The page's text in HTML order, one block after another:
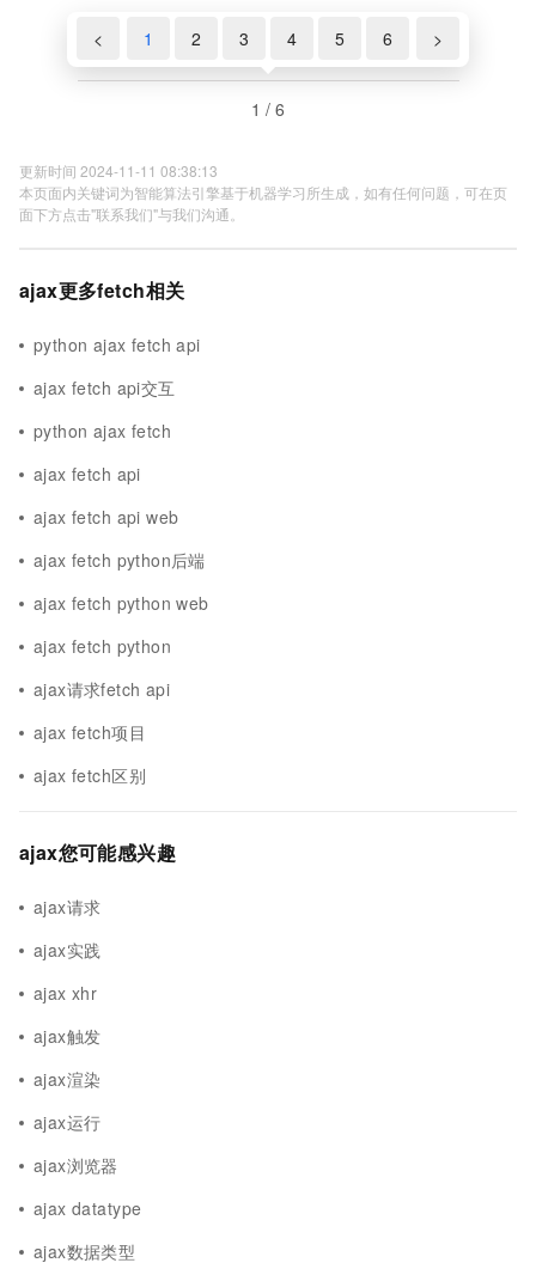
< 1 2 3 4 5 6 >
1 / 6
更新时间 2024-11-11 08:38:13
本页面内关键词为智能算法引擎基于机器学习所生成，如有任何问题，可在页
面下方点击"联系我们"与我们沟通。
ajax更多fetch相关
python ajax fetch api
ajax fetch api交互
python ajax fetch
ajax fetch api
ajax fetch api web
ajax fetch python后端
ajax fetch python web
ajax fetch python
ajax请求fetch api
ajax fetch项目
ajax fetch区别
ajax您可能感兴趣
ajax请求
ajax实践
ajax xhr
ajax触发
ajax渲染
ajax运行
ajax浏览器
ajax datatype
ajax数据类型